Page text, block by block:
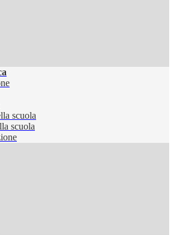
scuola
scuola